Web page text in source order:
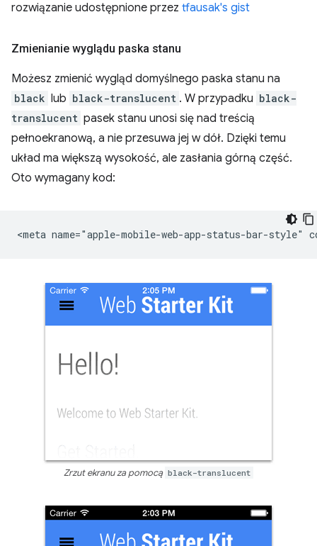
rozwiązanie udostępnione przez tfausak's gist
Zmienianie wyglądu paska stanu
Możesz zmienić wygląd domyślnego paska stanu na
black lub black-translucent . W przypadku black-
translucent pasek stanu unosi się nad treścią
pełnoekranową, a nie przesuwa jej w dół. Dzięki temu
układ ma większą wysokość, ale zasłania górną część.
Oto wymagany kod:
Zrzut ekranu za pomocą black-translucent